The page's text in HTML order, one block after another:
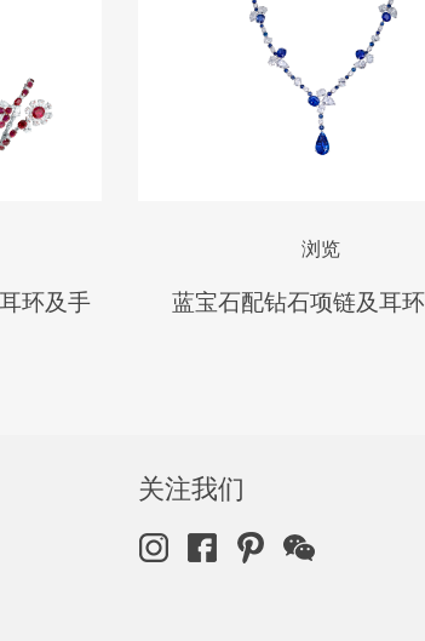
环及手
浏览
蓝宝石配钻石项链及耳
关注我们